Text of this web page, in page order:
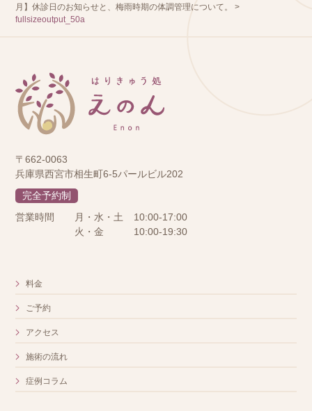
月】休診日のお知らせと、梅雨時期の体調管理について。
>
fullsizeoutput_50a
〒662-0063
兵庫県西宮市相生町6-5パールビル202
完全予約制
営業時間
月・水・土
10:00-17:00
火・金
10:00-19:30
料金
ご予約
アクセス
施術の流れ
症例コラム